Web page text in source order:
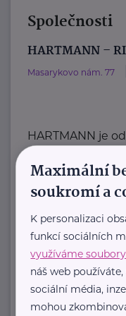
Společnosti
HARTMANN –
Masarykovo nám. 77
HARTMANN je
řešení s
Zaměřuje ...
https://
Ministerstvo
Maximální
soukromí a
K personalizaci
funkcí sociálních
využíváme
náš web
sociální média,
mohou